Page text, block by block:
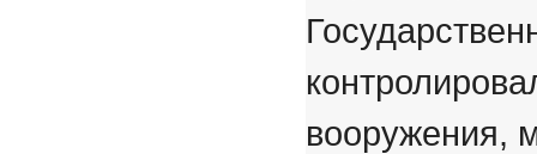
вооружения,